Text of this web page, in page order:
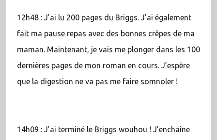
12h48 : J’ai lu 200 pages du Briggs. J’ai également
fait ma pause repas avec des bonnes crêpes de ma
maman. Maintenant, je vais me plonger dans les 100
dernières pages de mon roman en cours. J’espère
que la digestion ne va pas me faire somnoler !
14h09 : J’ai terminé le Briggs wouhou ! J’enchaîne